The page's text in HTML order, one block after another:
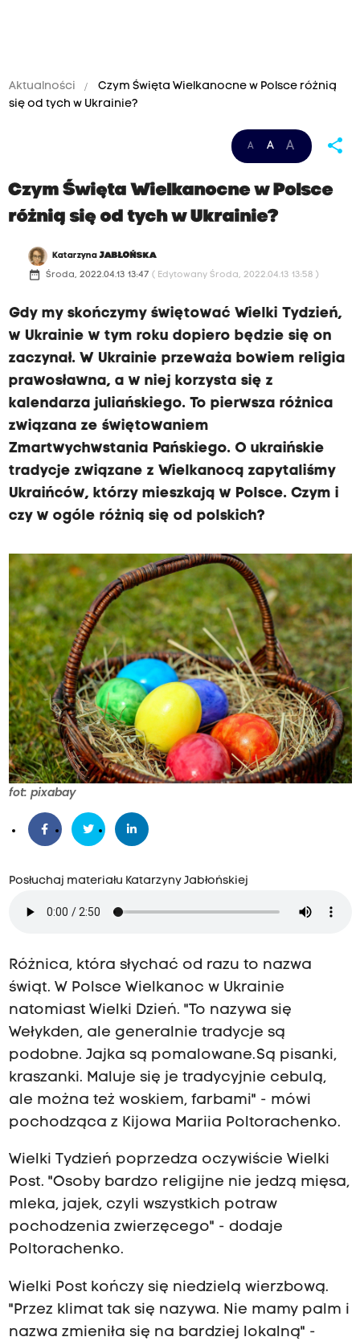
Aktualności
Czym Święta Wielkanocne w Polsce różnią
się od tych w Ukrainie?
A A A share
Czym Święta Wielkanocne w Polsce
różnią się od tych w Ukrainie?
KatarzynaJABŁOŃSKA
date_range Środa, 2022.04.13 13:47 ( Edytowany Środa, 2022.04.13 13:58 )
Gdy my skończymy świętować Wielki Tydzień,
w Ukrainie w tym roku dopiero będzie się on
zaczynał. W Ukrainie przeważa bowiem religia
prawosławna, a w niej korzysta się z
kalendarza juliańskiego. To pierwsza różnica
związana ze świętowaniem
Zmartwychwstania Pańskiego. O ukraińskie
tradycje związane z Wielkanocą zapytaliśmy
Ukraińców, którzy mieszkają w Polsce. Czym i
czy w ogóle różnią się od polskich?
fot: pixabay
Posłuchaj materiału Katarzyny Jabłońskiej
Różnica, która słychać od razu to nazwa
świąt. W Polsce Wielkanoc w Ukrainie
natomiast Wielki Dzień. "To nazywa się
Wełykden, ale generalnie tradycje są
podobne. Jajka są pomalowane. Są pisanki,
kraszanki. Maluje się je tradycyjnie cebulą,
ale można też woskiem, farbami" - mówi
pochodząca z Kijowa Mariia Poltorachenko.
Wielki Tydzień poprzedza oczywiście Wielki
Post. "Osoby bardzo religijne nie jedzą mięsa,
mleka, jajek, czyli wszystkich potraw
pochodzenia zwierzęcego" - dodaje
Poltorachenko.
Wielki Post kończy się niedzielą wierzbową.
"Przez klimat tak się nazywa. Nie mamy palm i
nazwa zmieniła się na bardziej lokalną" -